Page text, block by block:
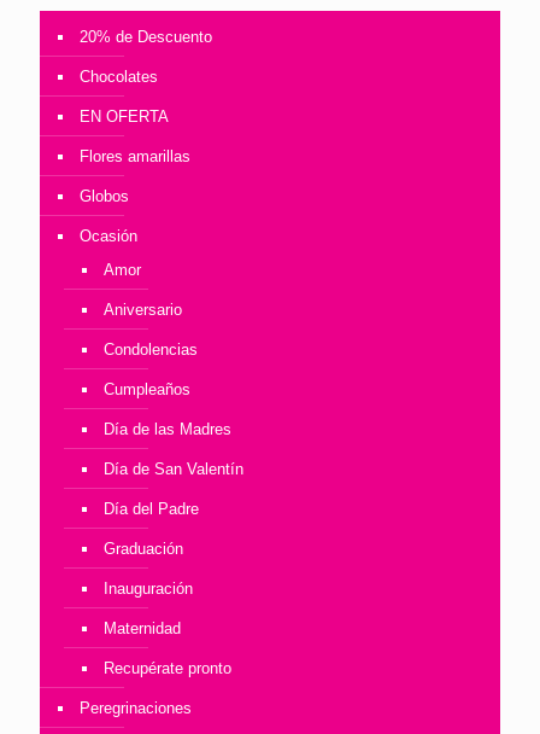
20% de Descuento
Chocolates
EN OFERTA
Flores amarillas
Globos
Ocasión
Amor
Aniversario
Condolencias
Cumpleaños
Día de las Madres
Día de San Valentín
Día del Padre
Graduación
Inauguración
Maternidad
Recupérate pronto
Peregrinaciones